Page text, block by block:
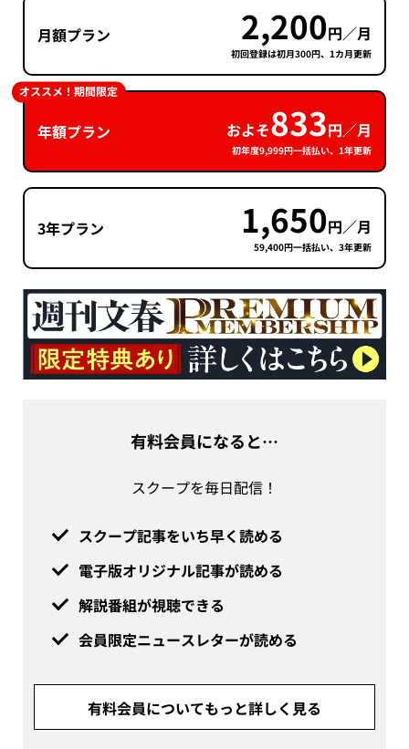
月額プラン 2,200円／月
初回登録は初月300円、1カ月更新
年額プラン およそ833円／月
初年度9,999円一括払い、1年更新
オススメ！期間限定
3年プラン 1,650円／月
59,400円一括払い、3年更新
有料会員になると…
スクープを毎日配信！
スクープ記事をいち早く読める
電子版オリジナル記事が読める
解説番組が視聴できる
会員限定ニュースレターが読める
有料会員についてもっと詳しく見る